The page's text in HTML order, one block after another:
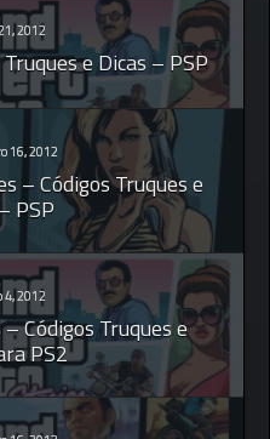
2012
e Dicas – PSP
16, 2012
– Códigos Truques e
PSP
4, 2012
Códigos Truques e
PS2